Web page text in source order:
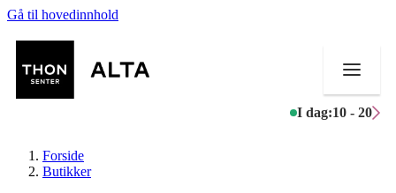
Gå til hovedinnhold
I dag:10 - 20
Forside
Butikker